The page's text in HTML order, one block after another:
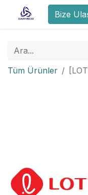
Bize
Tüm Ürünler